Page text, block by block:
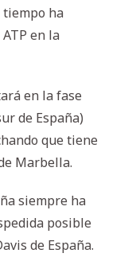
tiempo ha
en la
en la fase
de España)
que tiene
Marbella.
siempre ha
posible
de España.